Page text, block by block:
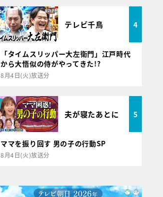
テレビ千鳥 4
「タイムスリッパー大左衛門」江戸時代
から大悟似の侍がやってきた!?
8月4日(火)放送分
夫が寝たあとに 5
ママを振り回す 男の子の行動SP
8月4日(火)放送分